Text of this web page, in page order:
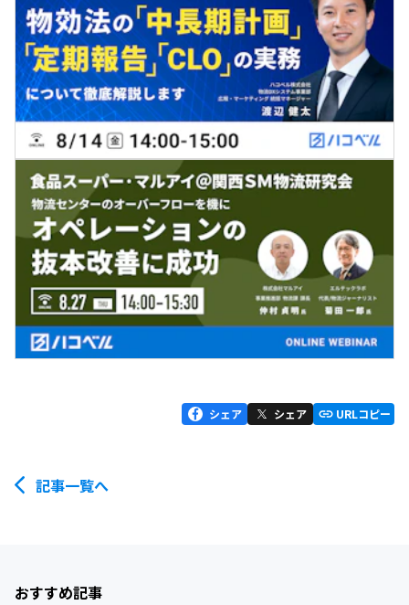
シェア シェア URLコピー
記事一覧へ
おすすめ記事